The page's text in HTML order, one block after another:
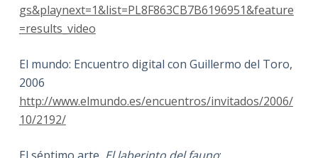
gs&playnext=1&list=PL8F863CB7B6196951&feature
=results_video
El mundo: Encuentro digital con Guillermo del Toro,
2006
http://www.elmundo.es/encuentros/invitados/2006/
10/2192/